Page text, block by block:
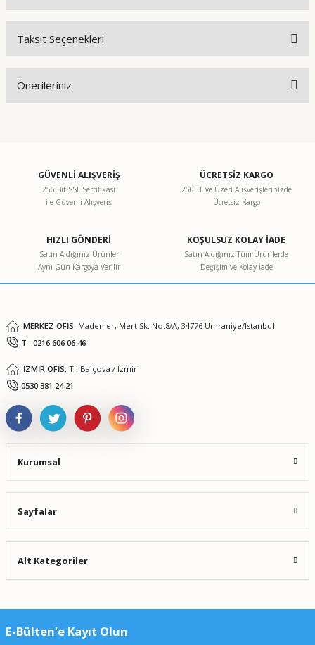
Taksit Seçenekleri
Önerileriniz
Görüş ve önerileriniz için teşekkür ederiz.
Ürün resmi kalitesiz, bozuk veya görüntülenemiyor.
Ürün bilgilerinde hatalar bulunuyor.
Ürün fiyatı diğer sitelerden daha pahalı.
GÜVENLİ ALIŞVERİŞ
256 Bit SSL Sertifikası
ile Güvenli Alışveriş
ÜCRETSİZ KARGO
250 TL ve Üzeri Alışverişlerinizde
Ücretsiz Kargo
HIZLI GÖNDERİ
Satın Aldığınız Ürünler
Aynı Gün Kargoya Verilir
KOŞULSUZ KOLAY İADE
Satın Aldığınız Tüm Ürünlerde
Değişim ve Kolay İade
MERKEZ OFİS: Madenler, Mert Sk. No:8/A, 34776 Ümraniye/İstanbul
T : 0216 606 06 46
İZMİR OFİS: T : Balçova / İzmir
0530 381 24 21
Kurumsal
Sayfalar
Alt Kategoriler
E-Bülten'e Kayıt Olun